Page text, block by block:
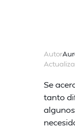
Autor
Se
tanto
algunos